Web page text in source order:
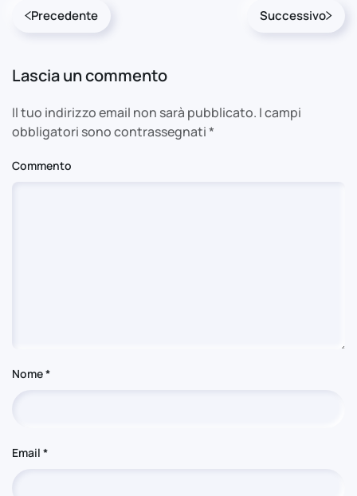
Precedente Successivo
Lascia un commento
Il tuo indirizzo email non sarà pubblicato. I campi
obbligatori sono contrassegnati*
Commento
Nome*
Email *